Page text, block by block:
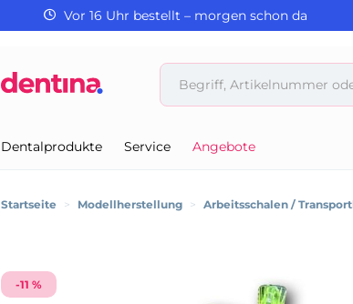
Vor 16 Uhr bestellt – morgen schon da
Dentalprodukte Service Angebote
Startseite > Modellherstellung > Arbeitsschalen /
-11 %